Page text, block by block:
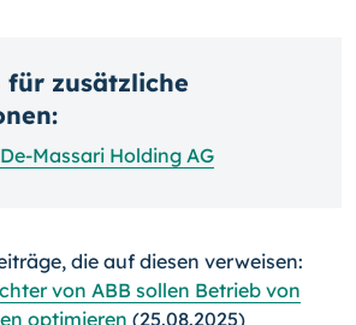
für zusätzliche
Massari Holding AG
die auf diesen verweisen:
von ABB sollen Betrieb von
optimieren (25.08.2025)